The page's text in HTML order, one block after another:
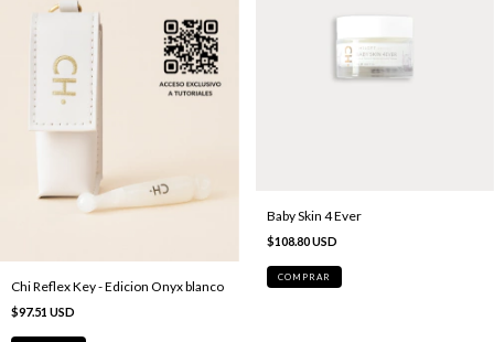
Chi Reflex Key - Edicion Onyx blanco
$97.51 USD
Baby Skin 4 Ever
$108.80 USD